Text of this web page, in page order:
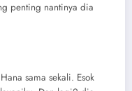
penting nantinya dia
sama sekali. Esok